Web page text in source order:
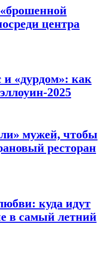
центра
«дурдом»: как
2025
мужей, чтобы
ресторан
куда идут
в самый летний